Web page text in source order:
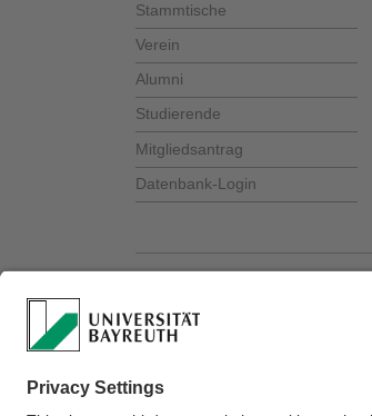
Stammtische
Verein
Alumni
Studierende
Mitgliedsantrag
Datenbank-Login